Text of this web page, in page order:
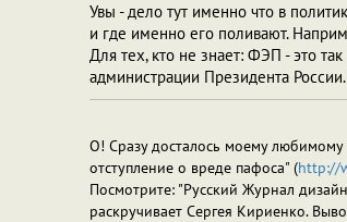
Увы - дело тут именно что в
и где именно его поливают.
Для тех, кто не знает: ФЭП - это
администрации Президента
О! Сразу досталось моему любимому
отступление о вреде пафоса" (http://
Посмотрите: "Русский Журнал
раскручивает Сергея Кириенко.